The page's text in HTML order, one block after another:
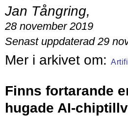
Jan Tångring,
28 november 2019
Senast uppdaterad 29
Finns fortarande
hugade AI-